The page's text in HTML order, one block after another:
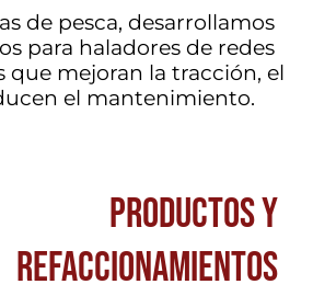
de pesca, desarrollamos
para haladores de redes
que mejoran la tracción, el
el mantenimiento.
PRODUCTOS Y
REFACCIONAMIENTOS